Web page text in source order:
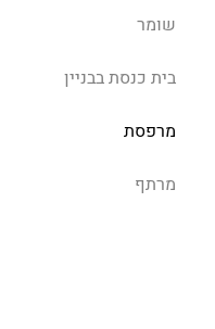
שומר
בית כנסת בבניין
מרפסת
מרתף